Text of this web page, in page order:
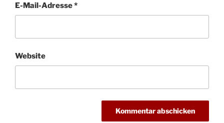
E-Mail-Adresse*
Website